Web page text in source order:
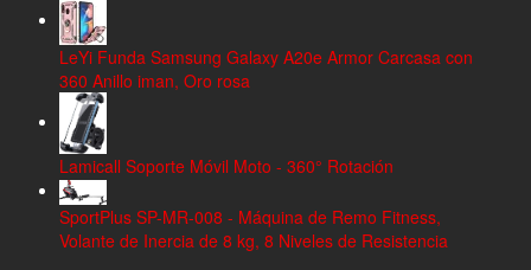
LeYi Funda Samsung Galaxy A20e Armor Carcasa con
360 Anillo iman, Oro rosa
Lamicall Soporte Móvil Moto - 360° Rotación
SportPlus SP-MR-008 - Máquina de Remo Fitness,
Volante de Inercia de 8 kg, 8 Niveles de Resistencia